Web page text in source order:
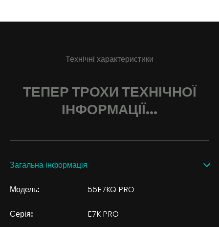
Технічні характеристики
ТЕПЕР ТРОХИ ТЕХНІЧНОЇ
ІНФОРМАЦІЇ...
Загальна інформація
Модель: 55E7KQ PRO
Серія: E7K PRO